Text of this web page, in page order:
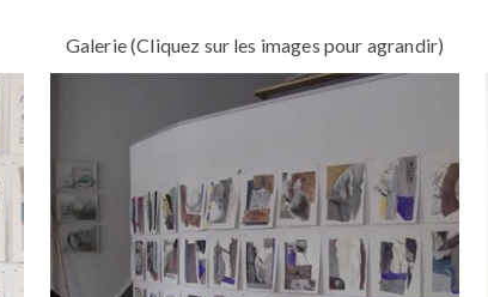
Galerie (Cliquez sur les images pour agrandir)